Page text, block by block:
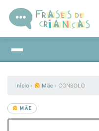
Início › Mãe › CONSOLO
MÃE